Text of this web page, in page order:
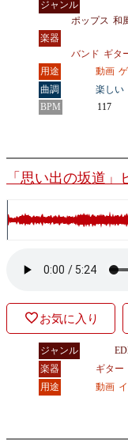
ジャンル
ポップス 和
楽器
バンド ギタ
用途
動画
曲調
楽しい
BPM
117
「思い出の坂道
お気に入り
ジャンル
楽器
ギター
用途
動画